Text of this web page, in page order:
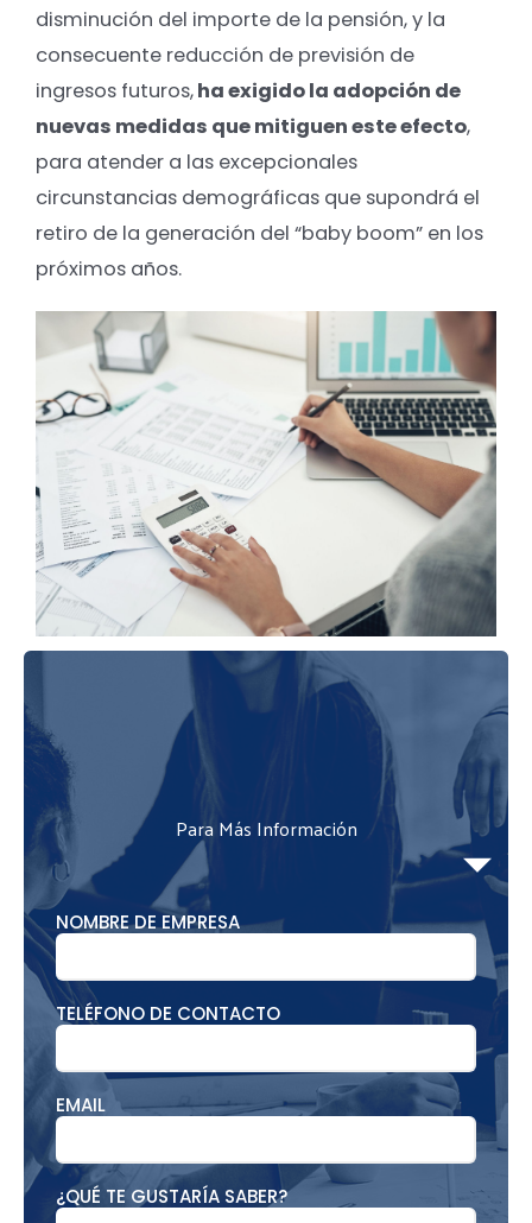
disminución del importe de la pensión, y la
consecuente reducción de previsión de
ingresos futuros,ha exigido la adopción de
nuevas medidas que mitiguen este efecto,
para atender a las excepcionales
circunstancias demográficas que supondrá el
retiro de la generación del “baby boom” en los
próximos años.
Para Más Información
NOMBRE DE EMPRESA
TELÉFONO DE CONTACTO
EMAIL
¿QUÉ TE GUSTARÍA SABER?